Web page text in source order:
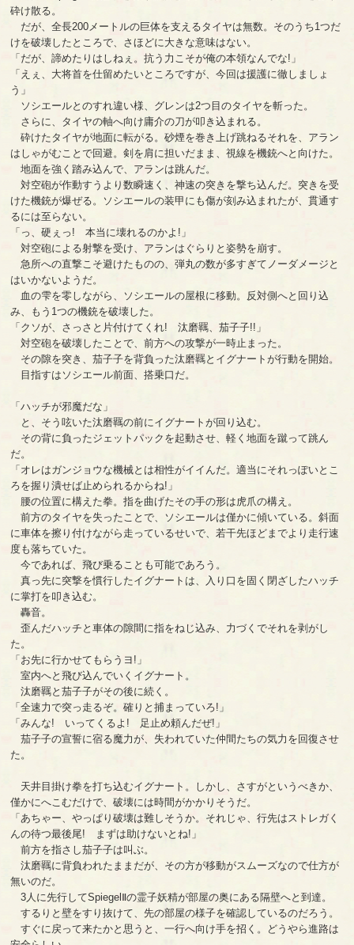
砕け散る。
だが、全長200メートルの巨体を支えるタイヤは無数。そのうち1つだ
けを破壊したところで、さほどに大きな意味はない。
「だが、諦めたりはしねぇ。抗う力こそが俺の本領なんでな!」
「えぇ、大将首を仕留めたいところですが、今回は援護に徹しましょ
う」
ソシエールとのすれ違い様、グレンは2つ目のタイヤを斬った。
さらに、タイヤの軸へ向け庸介の刀が叩き込まれる。
砕けたタイヤが地面に転がる。砂煙を巻き上げ跳ねるそれを、アラン
はしゃがむことで回避。剣を肩に担いだまま、視線を機銃へと向けた。
地面を強く踏み込んで、アランは跳んだ。
対空砲が作動すうより数瞬速く、神速の突きを撃ち込んだ。突きを受
けた機銃が爆ぜる。ソシエールの装甲にも傷が刻み込まれたが、貫通す
るには至らない。
「っ、硬ぇっ! 本当に壊れるのかよ!」
対空砲による射撃を受け、アランはぐらりと姿勢を崩す。
急所への直撃こそ避けたものの、弾丸の数が多すぎてノーダメージと
はいかないようだ。
血の雫を零しながら、ソシエールの屋根に移動。反対側へと回り込
み、もう1つの機銃を破壊した。
「クソが、さっさと片付けてくれ! 汰磨羈、茄子子!!」
対空砲を破壊したことで、前方への攻撃が一時止まった。
その隙を突き、茄子子を背負った汰磨羈とイグナートが行動を開始。
目指すはソシエール前面、搭乗口だ。
「ハッチが邪魔だな」
と、そう呟いた汰磨羈の前にイグナートが回り込む。
その背に負ったジェットパックを起動させ、軽く地面を蹴って跳ん
だ。
「オレはガンジョウな機械とは相性がイイんだ。適当にそれっぽいとこ
ろを握り潰せば止められるからね!」
腰の位置に構えた拳。指を曲げたその手の形は虎爪の構え。
前方のタイヤを失ったことで、ソシエールは僅かに傾いている。斜面
に車体を擦り付けながら走っているせいで、若干先ほどまでより走行速
度も落ちていた。
今であれば、飛び乗ることも可能であろう。
真っ先に突撃を慣行したイグナートは、入り口を固く閉ざしたハッチ
に掌打を叩き込む。
轟音。
歪んだハッチと車体の隙間に指をねじ込み、力づくでそれを剥がし
た。
「お先に行かせてもらうヨ!」
室内へと飛び込んでいくイグナート。
汰磨羈と茄子子がその後に続く。
「全速力で突っ走るぞ。確りと捕まっていろ!」
「みんな! いってくるよ! 足止め頼んだぜ!」
茄子子の宣誓に宿る魔力が、失われていた仲間たちの気力を回復させ
た。
天井目掛け拳を打ち込むイグナート。しかし、さすがというべきか、
僅かにへこむだけで、破壊には時間がかかりそうだ。
「あちゃー、やっぱり破壊は難しそうか。それじゃ、行先はストレガく
んの待つ最後尾! まずは助けないとね!」
前方を指さし茄子子は叫ぶ。
汰磨羈に背負われたままだが、その方が移動がスムーズなので仕方が
無いのだ。
3人に先行してSpiegelⅡの霊子妖精が部屋の奥にある隔壁へと到達。
するりと壁をすり抜けて、先の部屋の様子を確認しているのだろう。
すぐに戻って来たかと思うと、一行へ向け手を招く。どうやら進路は